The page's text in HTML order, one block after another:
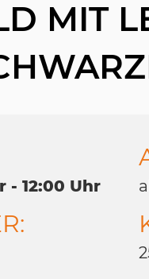
MIT
- 12:00 Uhr